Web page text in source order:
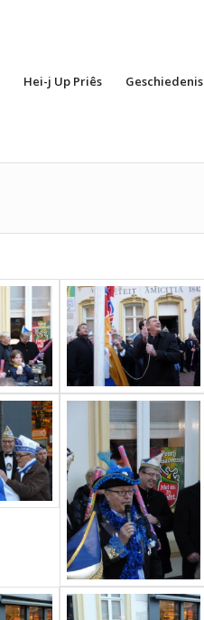
Hei-j Up Priês Geschiedenis